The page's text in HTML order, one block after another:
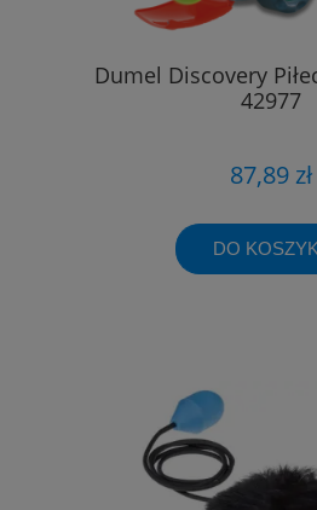
Dumel Discovery
42977
87,89 zł
DO